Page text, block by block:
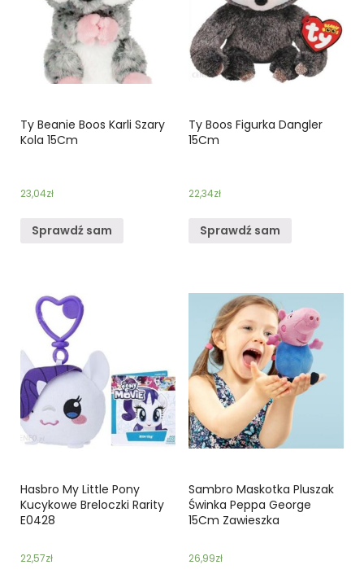
Ty Beanie Boos Karli Szary
Kola 15Cm
23,04zł
Sprawdź sam
Ty Boos Figurka Dangler
15Cm
22,34zł
Sprawdź sam
Hasbro My Little Pony
Kucykowe Breloczki Rarity
E0428
22,57zł
Sambro Maskotka Pluszak
Świnka Peppa George
15Cm Zawieszka
26,99zł